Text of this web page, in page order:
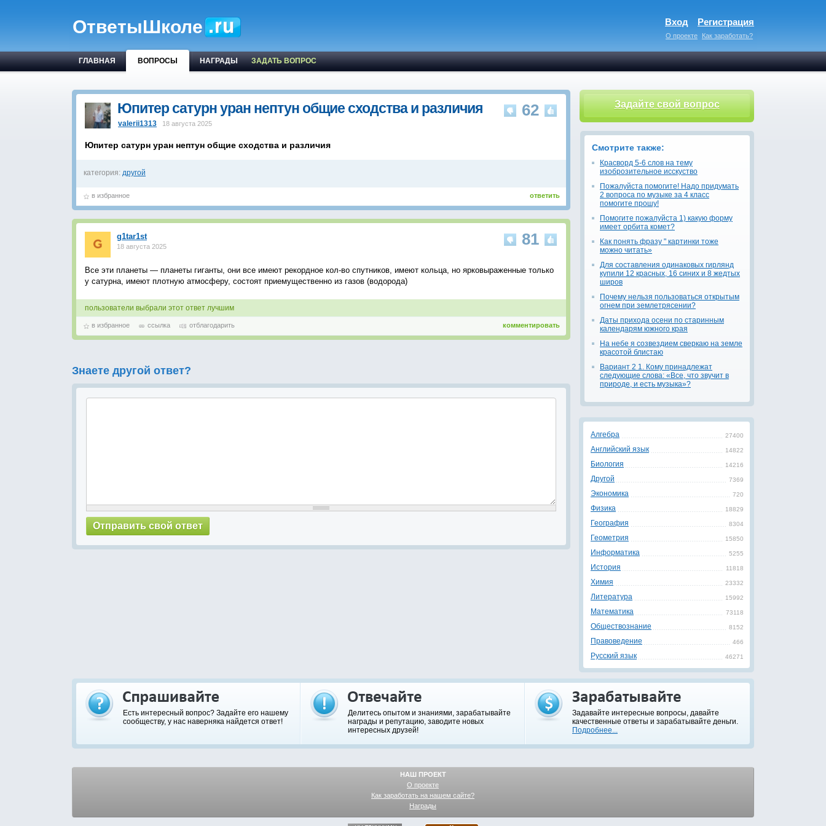
ОтветыШколе Вход Регистрация
О проекте Как заработать?
ГЛАВНАЯ ВОПРОСЫ НАГРАДЫ ЗАДАТЬ ВОПРОС
62
Юпитер сатурн уран нептун общие сходствa и различия
valerii1313 18 августа 2025
Юпитер сатурн уран нептун общие сходствa и различия
категория: другой
ответить
в избранное
81
g1tar1st
18 августа 2025
Все эти планеты — планеты гиганты, они все имеют рекордное кол-во спутников, имеют кольца, но ярковыраженные только
у сатурна, имеют плотную атмосферу, состоят приемущественно из газов (водорода)
пользователи выбрали этот ответ лучшим
комментировать
в избранное ссылка отблагодарить
Знаете другой ответ?
Задайте свой вопрос
Смотрите также:
Красворд 5-6 слов на тему
изоброзительное исскуство
Пожалуйста помогите! Надо придумать
2 вопроса по музыке за 4 класс
помогите прошу!
Помогите пожалуйста 1) какую форму
имеет орбита комет?
Как понять фразу " картинки тоже
можно читать»
Для составления одинаковых гирлянд
купили 12 красных, 16 синих и 8 жедтых
широв
Почему нельзя пользоваться открытым
огнем при землетрясении?
Даты прихода осени по старинным
календарям южного края
На небе я созвездием сверкаю на земле
красотой блистаю
Вариант 2 1. Кому принадлежат
следующие слова: «Все, что звучит в
природе, и есть музыка»?
27400
Алгебра
14822
Английский язык
14216
Биология
7369
Другой
720
Экономика
18829
Физика
8304
География
15850
Геометрия
5255
Информатика
11818
История
23332
Химия
15992
Литература
73118
Математика
8152
Обществознание
466
Правоведение
46271
Русский язык
Есть интересный вопрос? Задайте его нашему
сообществу, у нас наверняка найдется ответ!
Делитесь опытом и знаниями, зарабатывайте
награды и репутацию, заводите новых
интересных друзей!
Задавайте интересные вопросы, давайте
качественные ответы и зарабатывайте деньги.
Подробнее...
НАШ ПРОЕКТ
О проекте
Как заработать на нашем сайте?
Награды